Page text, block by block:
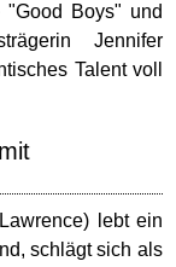
Boys" und
Jennifer
Talent voll
lebt ein
schlägt sich als